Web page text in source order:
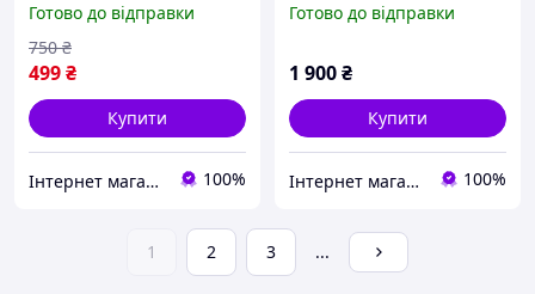
Готово до відправки
499₴
750 ₴
Купити
Інтернет магазин Пегас 100%
грубку
Готово до відправки
1 900₴
Купити
Інтернет магазин Пегас 100%
1 2 3 ...